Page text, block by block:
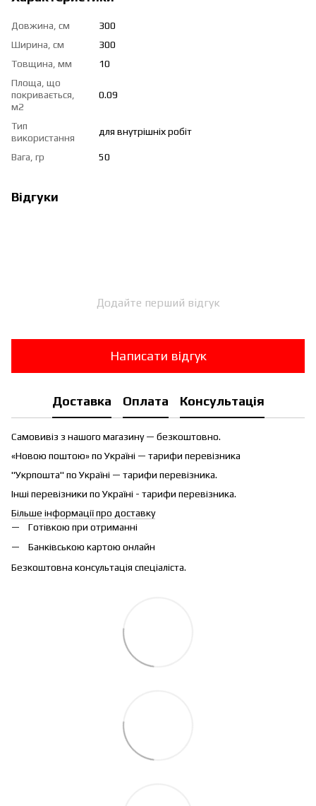
Довжина, см
300
Ширина, см
300
Товщина, мм
10
Площа, що
покривається,
м2
0.09
Тип
використання
для внутрішніх робіт
Вага, гр 50
Відгуки
Додайте перший відгук
Написати відгук
Доставка Оплата Консультація
Самовивіз з нашого магазину — безкоштовно.
«Новою поштою» по Україні — тарифи перевізника
"Укрпошта" по Україні — тарифи перевізника.
Інші перевізники по Україні - тарифи перевізника.
Більше інформації про доставку
Готівкою при отриманні
Банківською картою онлайн
Безкоштовна консультація спеціаліста.